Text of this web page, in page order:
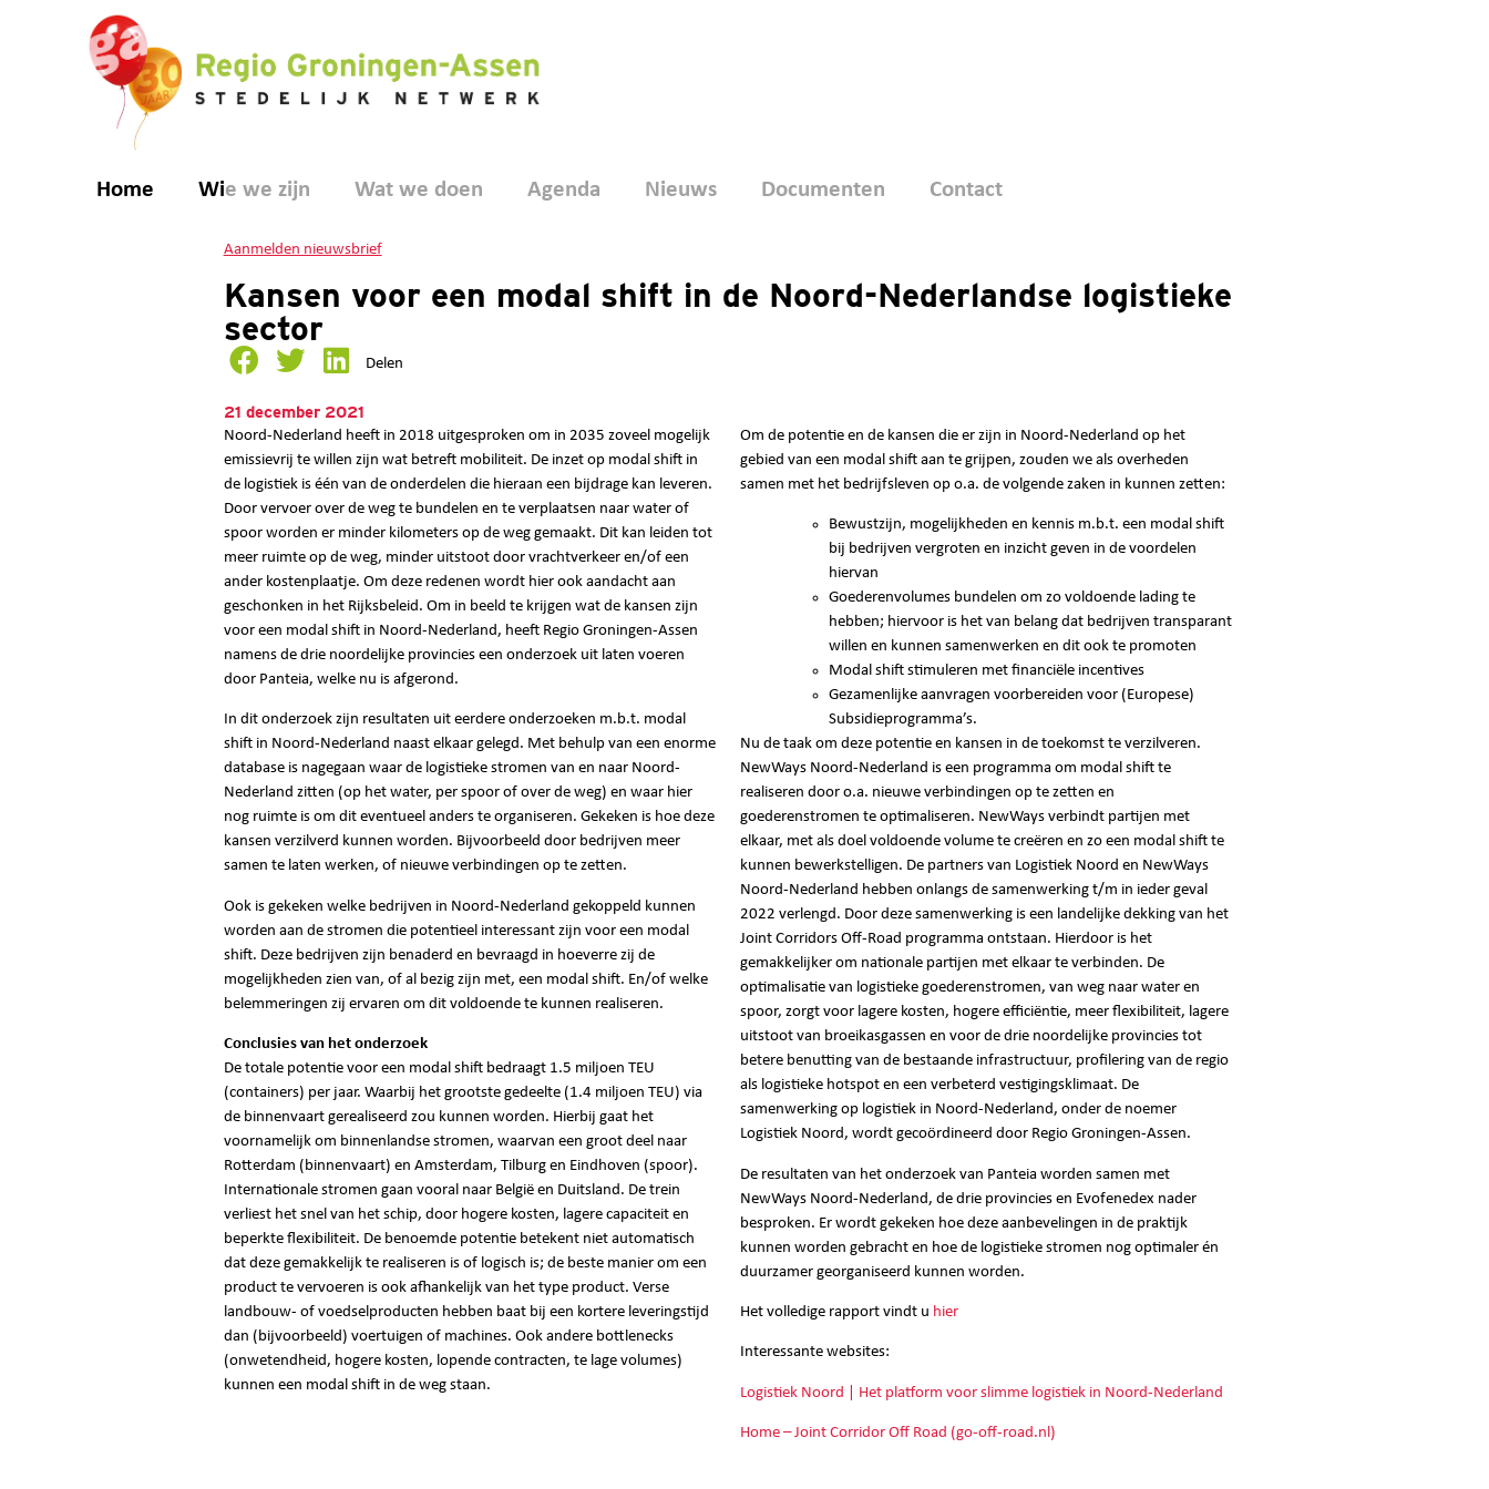
Home Wie we zijn Wat we doen Agenda Nieuws Documenten Contact
Aanmelden nieuwsbrief
Kansen voor een modal shift in de Noord-Nederlandse logistieke
sector
Delen
21 december 2021
Noord-Nederland heeft in 2018 uitgesproken om in 2035 zoveel mogelijk
emissievrij te willen zijn wat betreft mobiliteit. De inzet op modal shift in
de logistiek is één van de onderdelen die hieraan een bijdrage kan leveren.
Door vervoer over de weg te bundelen en te verplaatsen naar water of
spoor worden er minder kilometers op de weg gemaakt. Dit kan leiden tot
meer ruimte op de weg, minder uitstoot door vrachtverkeer en/of een
ander kostenplaatje. Om deze redenen wordt hier ook aandacht aan
geschonken in het Rijksbeleid. Om in beeld te krijgen wat de kansen zijn
voor een modal shift in Noord-Nederland, heeft Regio Groningen-Assen
namens de drie noordelijke provincies een onderzoek uit laten voeren
door Panteia, welke nu is afgerond.
In dit onderzoek zijn resultaten uit eerdere onderzoeken m.b.t. modal
shift in Noord-Nederland naast elkaar gelegd. Met behulp van een enorme
database is nagegaan waar de logistieke stromen van en naar Noord-
Nederland zitten (op het water, per spoor of over de weg) en waar hier
nog ruimte is om dit eventueel anders te organiseren. Gekeken is hoe deze
kansen verzilverd kunnen worden. Bijvoorbeeld door bedrijven meer
samen te laten werken, of nieuwe verbindingen op te zetten.
Ook is gekeken welke bedrijven in Noord-Nederland gekoppeld kunnen
worden aan de stromen die potentieel interessant zijn voor een modal
shift. Deze bedrijven zijn benaderd en bevraagd in hoeverre zij de
mogelijkheden zien van, of al bezig zijn met, een modal shift. En/of welke
belemmeringen zij ervaren om dit voldoende te kunnen realiseren.
Conclusies van het onderzoek
De totale potentie voor een modal shift bedraagt 1.5 miljoen TEU
(containers) per jaar. Waarbij het grootste gedeelte (1.4 miljoen TEU) via
de binnenvaart gerealiseerd zou kunnen worden. Hierbij gaat het
voornamelijk om binnenlandse stromen, waarvan een groot deel naar
Rotterdam (binnenvaart) en Amsterdam, Tilburg en Eindhoven (spoor).
Internationale stromen gaan vooral naar België en Duitsland. De trein
verliest het snel van het schip, door hogere kosten, lagere capaciteit en
beperkte flexibiliteit. De benoemde potentie betekent niet automatisch
dat deze gemakkelijk te realiseren is of logisch is; de beste manier om een
product te vervoeren is ook afhankelijk van het type product. Verse
landbouw- of voedselproducten hebben baat bij een kortere leveringstijd
dan (bijvoorbeeld) voertuigen of machines. Ook andere bottlenecks
(onwetendheid, hogere kosten, lopende contracten, te lage volumes)
kunnen een modal shift in de weg staan.
Om de potentie en de kansen die er zijn in Noord-Nederland op het
gebied van een modal shift aan te grijpen, zouden we als overheden
samen met het bedrijfsleven op o.a. de volgende zaken in kunnen zetten:
Bewustzijn, mogelijkheden en kennis m.b.t. een modal shift
bij bedrijven vergroten en inzicht geven in de voordelen
hiervan
Goederenvolumes bundelen om zo voldoende lading te
hebben; hiervoor is het van belang dat bedrijven transparant
willen en kunnen samenwerken en dit ook te promoten
Modal shift stimuleren met financiële incentives
Gezamenlijke aanvragen voorbereiden voor (Europese)
Subsidieprogramma’s.
Nu de taak om deze potentie en kansen in de toekomst te verzilveren.
NewWays Noord-Nederland is een programma om modal shift te
realiseren door o.a. nieuwe verbindingen op te zetten en
goederenstromen te optimaliseren. NewWays verbindt partijen met
elkaar, met als doel voldoende volume te creëren en zo een modal shift te
kunnen bewerkstelligen. De partners van Logistiek Noord en NewWays
Noord-Nederland hebben onlangs de samenwerking t/m in ieder geval
2022 verlengd. Door deze samenwerking is een landelijke dekking van het
Joint Corridors Off-Road programma ontstaan. Hierdoor is het
gemakkelijker om nationale partijen met elkaar te verbinden. De
optimalisatie van logistieke goederenstromen, van weg naar water en
spoor, zorgt voor lagere kosten, hogere efficiëntie, meer flexibiliteit, lagere
uitstoot van broeikasgassen en voor de drie noordelijke provincies tot
betere benutting van de bestaande infrastructuur, profilering van de regio
als logistieke hotspot en een verbeterd vestigingsklimaat. De
samenwerking op logistiek in Noord-Nederland, onder de noemer
Logistiek Noord, wordt gecoördineerd door Regio Groningen-Assen.
De resultaten van het onderzoek van Panteia worden samen met
NewWays Noord-Nederland, de drie provincies en Evofenedex nader
besproken. Er wordt gekeken hoe deze aanbevelingen in de praktijk
kunnen worden gebracht en hoe de logistieke stromen nog optimaler én
duurzamer georganiseerd kunnen worden.
Het volledige rapport vindt u hier
Interessante websites:
Logistiek Noord | Het platform voor slimme logistiek in Noord-Nederland
Home – Joint Corridor Off Road (go-off-road.nl)